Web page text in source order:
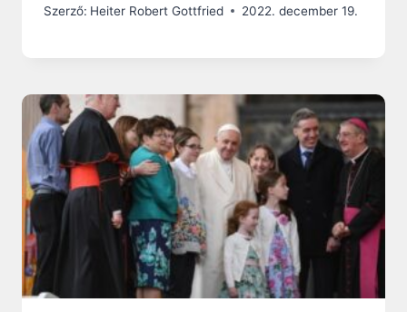
Szerző: Heiter Robert Gottfried 2022. december 19.